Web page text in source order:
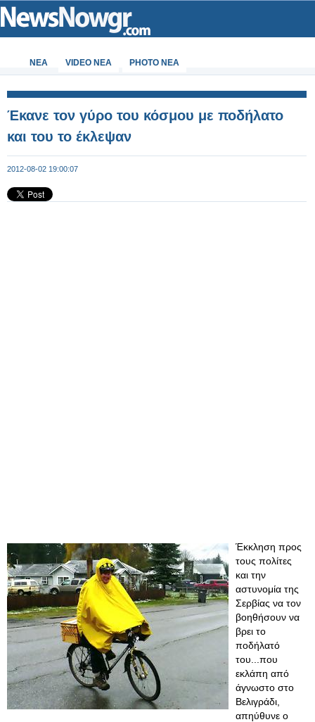
ΝΕΑ VIDEO NEA PHOTO NEA
Έκανε τον γύρο του κόσμου με ποδήλατο
και του το έκλεψαν
2012-08-02 19:00:07
Έκκληση προς
τους πολίτες
και την
αστυνομία της
Σερβίας να τον
βοηθήσουν να
βρει το
ποδήλατό
του...που
εκλάπη από
άγνωστο στο
Βελιγράδι,
απηύθυνε ο